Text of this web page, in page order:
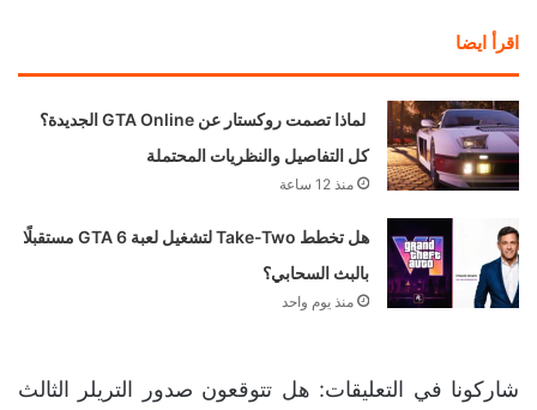
اقرأ ايضا
لماذا تصمت روكستار عن GTA Online الجديدة؟
كل التفاصيل والنظريات المحتملة
منذ 12 ساعة
هل تخطط Take-Two لتشغيل لعبة GTA 6 مستقبلًا
بالبث السحابي؟
منذ يوم واحد
شاركونا في التعليقات: هل تتوقعون صدور التريلر الثالث